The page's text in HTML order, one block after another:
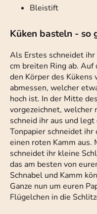
Bleistift
Küken basteln - so
Als Erstes schneidet
cm breiten Ring ab. Auf
den Körper des Kükens
abmessen, welcher
hoch ist. In der Mitte
vorgezeichnet, welcher
schneid ihr aus und
Tonpapier schneidet
einen roten Kamm
schneidet ihr kleine
das am besten von
Schnabel und Kamm
Ganze nun um euren
Flügelchen in die